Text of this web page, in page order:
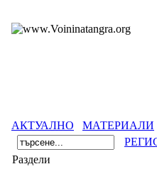
АКТУАЛНО МАТЕРИАЛИ
Раздели